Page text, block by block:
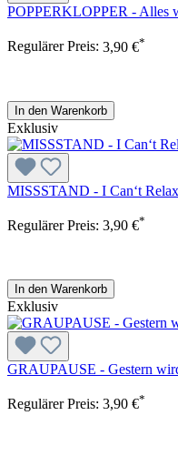
POPPERKLOPPER - Alles
Regulärer Preis: 3,90 €*
In den Warenkorb
Exklusiv
MISSSTAND - I Can‘t
Regulärer Preis: 3,90 €*
In den Warenkorb
Exklusiv
GRAUPAUSE - Gestern
Regulärer Preis: 3,90 €*